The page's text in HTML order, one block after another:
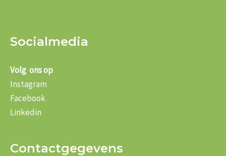
Socialmedia
Volg ons op
Instagram
Facebook
Linkedin
Contactgegevens